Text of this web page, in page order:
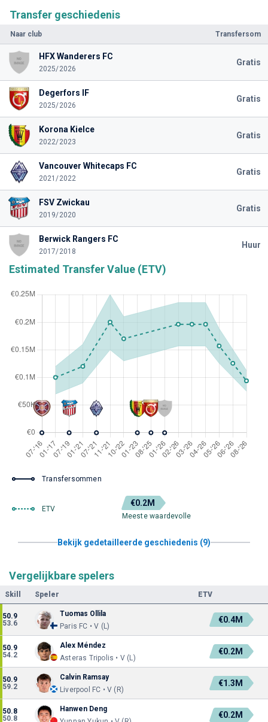
Transfer geschiedenis
Naar club Transfersom
HFX Wanderers FC
2025/2026
Gratis
Degerfors IF
2025/2026
Gratis
Korona Kielce
2022/2023
Gratis
Vancouver Whitecaps FC
2021/2022
Gratis
FSV Zwickau
2019/2020
Gratis
Berwick Rangers FC
2017/2018
Huur
Estimated Transfer Value (ETV)
Transfersommen
ETV
€0.2M
Meeste waardevolle
Bekijk gedetailleerde geschiedenis (9)
Vergelijkbare spelers
Skill Speler ETV
50.9
53.6
Tuomas Ollila
Paris FC • V (L)
€0.4M
50.9
54.2
Alex Méndez
Asteras Tripolis • V (L)
€0.2M
50.9
59.2
Calvin Ramsay
Liverpool FC • V (R)
€1.3M
50.8
50.8
Hanwen Deng
€0.2M